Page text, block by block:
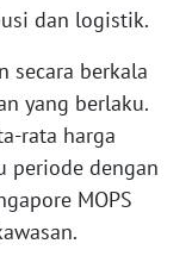
dan logistik.
secara berkala
yang berlaku.
rata harga
periode dengan
MOPS